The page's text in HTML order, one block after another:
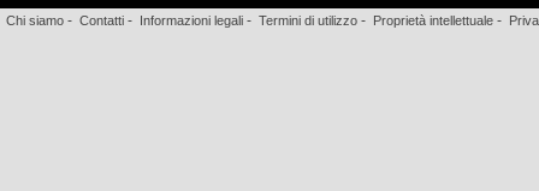
Chi siamo - Contatti - Informazioni legali - Termini di utilizzo - Proprietà intellettuale -